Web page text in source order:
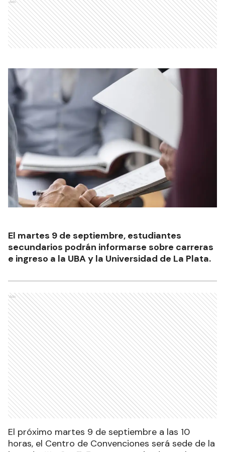
Ads
El martes 9 de septiembre, estudiantes
secundarios podrán informarse sobre carreras
e ingreso a la UBA y la Universidad de La Plata.
Ads
El próximo martes 9 de septiembre a las 10
horas, el Centro de Convenciones será sede de la